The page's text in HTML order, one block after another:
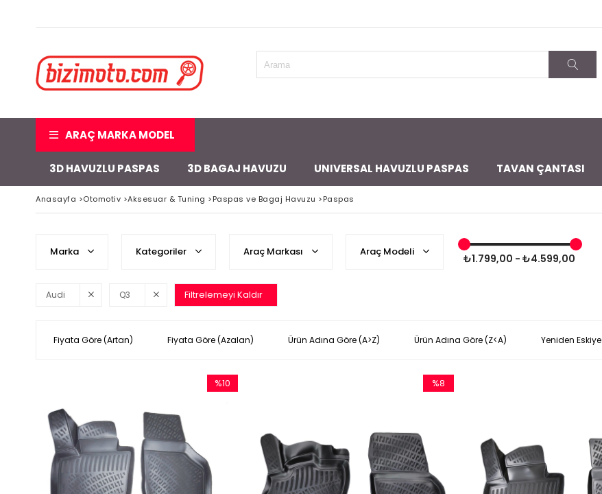
ARAÇ MARKA MODEL
3D HAVUZLU PASPAS 3D BAGAJ HAVUZU UNIVERSAL HAVUZLU PASPAS TAVAN ÇANTASI
Anasayfa >Otomotiv >Aksesuar & Tuning >Paspas ve Bagaj Havuzu >Paspas
Marka Kategoriler Araç Markası Araç Modeli
₺1.799,00 - ₺4.599,00
Audi Q3 Filtrelemeyi Kaldır
Fiyata Göre (Artan) Fiyata Göre (Azalan) Ürün Adına Göre (A>Z) Ürün Adına Göre (Z<A) Yeniden Eskiye
%10
%8